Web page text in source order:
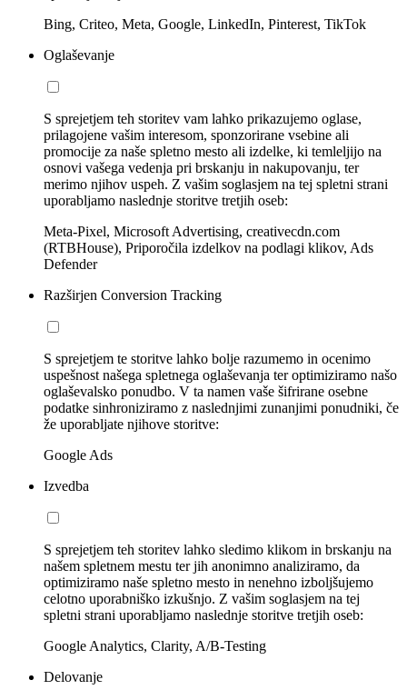
Bing, Criteo, Meta, Google, LinkedIn, Pinterest, TikTok
Oglaševanje
S sprejetjem teh storitev vam lahko prikazujemo oglase,
prilagojene vašim interesom, sponzorirane vsebine ali
promocije za naše spletno mesto ali izdelke, ki temleljijo na
osnovi vašega vedenja pri brskanju in nakupovanju, ter
merimo njihov uspeh. Z vašim soglasjem na tej spletni strani
uporabljamo naslednje storitve tretjih oseb:
Meta-Pixel, Microsoft Advertising, creativecdn.com
(RTBHouse), Priporočila izdelkov na podlagi klikov, Ads
Defender
Razširjen Conversion Tracking
S sprejetjem te storitve lahko bolje razumemo in ocenimo
uspešnost našega spletnega oglaševanja ter optimiziramo našo
oglaševalsko ponudbo. V ta namen vaše šifrirane osebne
podatke sinhroniziramo z naslednjimi zunanjimi ponudniki, če
že uporabljate njihove storitve:
Google Ads
Izvedba
S sprejetjem teh storitev lahko sledimo klikom in brskanju na
našem spletnem mestu ter jih anonimno analiziramo, da
optimiziramo naše spletno mesto in nenehno izboljšujemo
celotno uporabniško izkušnjo. Z vašim soglasjem na tej
spletni strani uporabljamo naslednje storitve tretjih oseb:
Google Analytics, Clarity, A/B-Testing
Delovanje